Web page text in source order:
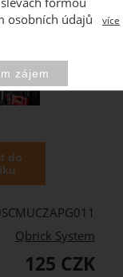
Qbrick System
125 CZK
osobních údajů
více